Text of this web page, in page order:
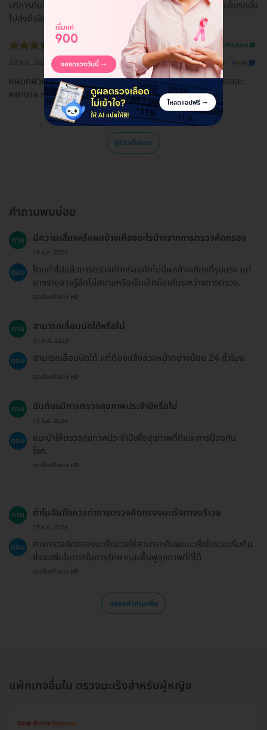
บริการดีมาก มีคนเดินพาไปทุกจุด มีที่นั่งรอดี มีที่ชาร์ทแบต มีคนเข็นรถนั่ง
ไปส่งถึงลิฟท์
รีวิวสถานที่ให้บริการ 🏥
22 ธ.ค. 2022 ดูรีวิวต้นฉบับ
แผนกผิวหนัง Skin and laser center บริการดีมากค่ะ คุณหมอและ
พยาบาล แนะนำค่ะ
ดูรีวิวทั้งหมด
คำถามพบบ่อย
ถาม มีความเสี่ยงหรือผลข้างเคียงอะไรบ้างจากการตรวจคัดกรอง
19 ธ.ค. 2024
ตอบ
โดยทั่วไปแล้วการตรวจคัดกรองมักไม่มีผลข้างเคียงที่รุนแรง แต่
บางรายอาจรู้สึกไม่สบายหรือเจ็บเล็กน้อยในระหว่างการตรวจ.
ตอบโดยทีมงาน HD
ถาม สามารถเลื่อนนัดได้หรือไม่
07 ก.ค. 2023
ตอบ สามารถเลื่อนนัดได้ แต่ต้องแจ้งล่วงหน้าอย่างน้อย 24 ชั่วโมง.
ตอบโดยทีมงาน HD
ถาม ฉันต้องมีการตรวจสุขภาพประจำปีหรือไม่
19 ธ.ค. 2024
ตอบ
แนะนำให้ตรวจสุขภาพประจำปีเพื่อสุขภาพที่ดีและการป้องกัน
โรค.
ตอบโดยทีมงาน HD
ถาม ทำไมฉันถึงควรทำการตรวจคัดกรองมะเร็งทางนรีเวช
19 ธ.ค. 2024
ตอบ
การตรวจคัดกรองมะเร็งช่วยให้สามารถค้นพบมะเร็งในระยะเริ่มต้น
ซึ่งจะเพิ่มโอกาสในการรักษาและฟื้นฟูสุขภาพที่ดีได้.
ตอบโดยทีมงาน HD
แสดงคำถามเพิ่ม
แพ็กเกจอื่นใน ตรวจมะเร็งสำหรับผู้หญิง